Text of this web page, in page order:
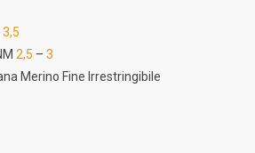
3,5
2,5 – 3
Merino Fine Irrestringibile